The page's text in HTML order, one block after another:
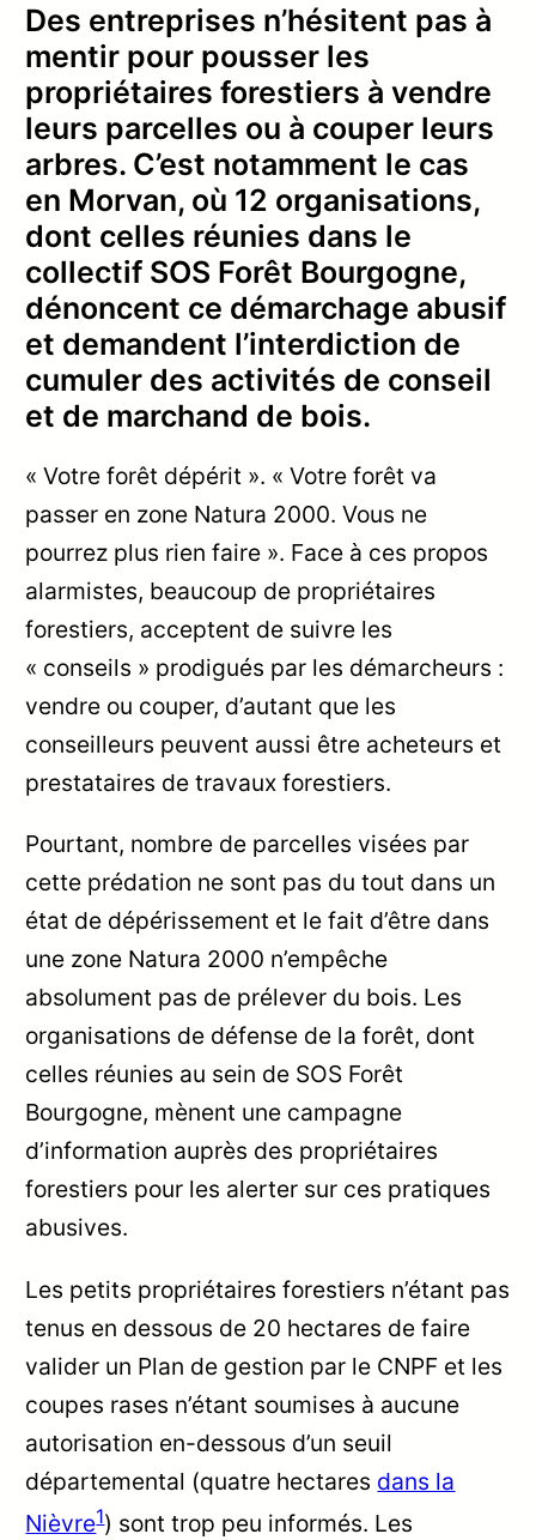
Des entreprises n’hésitent pas à
mentir pour pousser les
propriétaires forestiers à vendre
leurs parcelles ou à couper leurs
arbres. C’est notamment le cas
en Morvan, où 12 organisations,
dont celles réunies dans le
collectif SOS Forêt Bourgogne,
dénoncent ce démarchage abusif
et demandent l’interdiction de
cumuler des activités de conseil
et de marchand de bois.
« Votre forêt dépérit ». « Votre forêt va
passer en zone Natura 2000. Vous ne
pourrez plus rien faire ». Face à ces propos
alarmistes, beaucoup de propriétaires
forestiers, acceptent de suivre les
« conseils » prodigués par les démarcheurs :
vendre ou couper, d’autant que les
conseilleurs peuvent aussi être acheteurs et
prestataires de travaux forestiers.
Pourtant, nombre de parcelles visées par
cette prédation ne sont pas du tout dans un
état de dépérissement et le fait d’être dans
une zone Natura 2000 n’empêche
absolument pas de prélever du bois. Les
organisations de défense de la forêt, dont
celles réunies au sein de SOS Forêt
Bourgogne, mènent une campagne
d’information auprès des propriétaires
forestiers pour les alerter sur ces pratiques
abusives.
Les petits propriétaires forestiers n’étant pas
tenus en dessous de 20 hectares de faire
valider un Plan de gestion par le CNPF et les
coupes rases n’étant soumises à aucune
autorisation en-dessous d’un seuil
départemental (quatre hectares dans la
Nièvre1) sont trop peu informés. Les